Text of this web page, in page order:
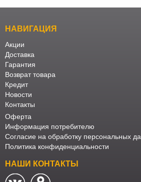
НАВИГАЦИЯ
Акции
Доставка
Гарантия
Возврат товара
Кредит
Новости
Контакты
Оферта
Информация потребителю
Согласие на обработку персональных
Политика конфиденциальности
НАШИ КОНТАКТЫ